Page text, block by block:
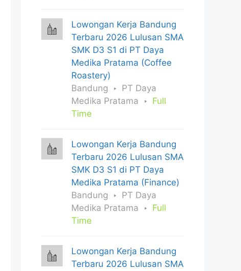
Lowongan Kerja Bandung
Terbaru 2026 Lulusan SMA
SMK D3 S1 di PT Daya
Medika Pratama (Coffee
Roastery)
Bandung
PT Daya
Medika Pratama
Full
Time
Lowongan Kerja Bandung
Terbaru 2026 Lulusan SMA
SMK D3 S1 di PT Daya
Medika Pratama (Finance)
Bandung
PT Daya
Medika Pratama
Full
Time
Lowongan Kerja Bandung
Terbaru 2026 Lulusan SMA